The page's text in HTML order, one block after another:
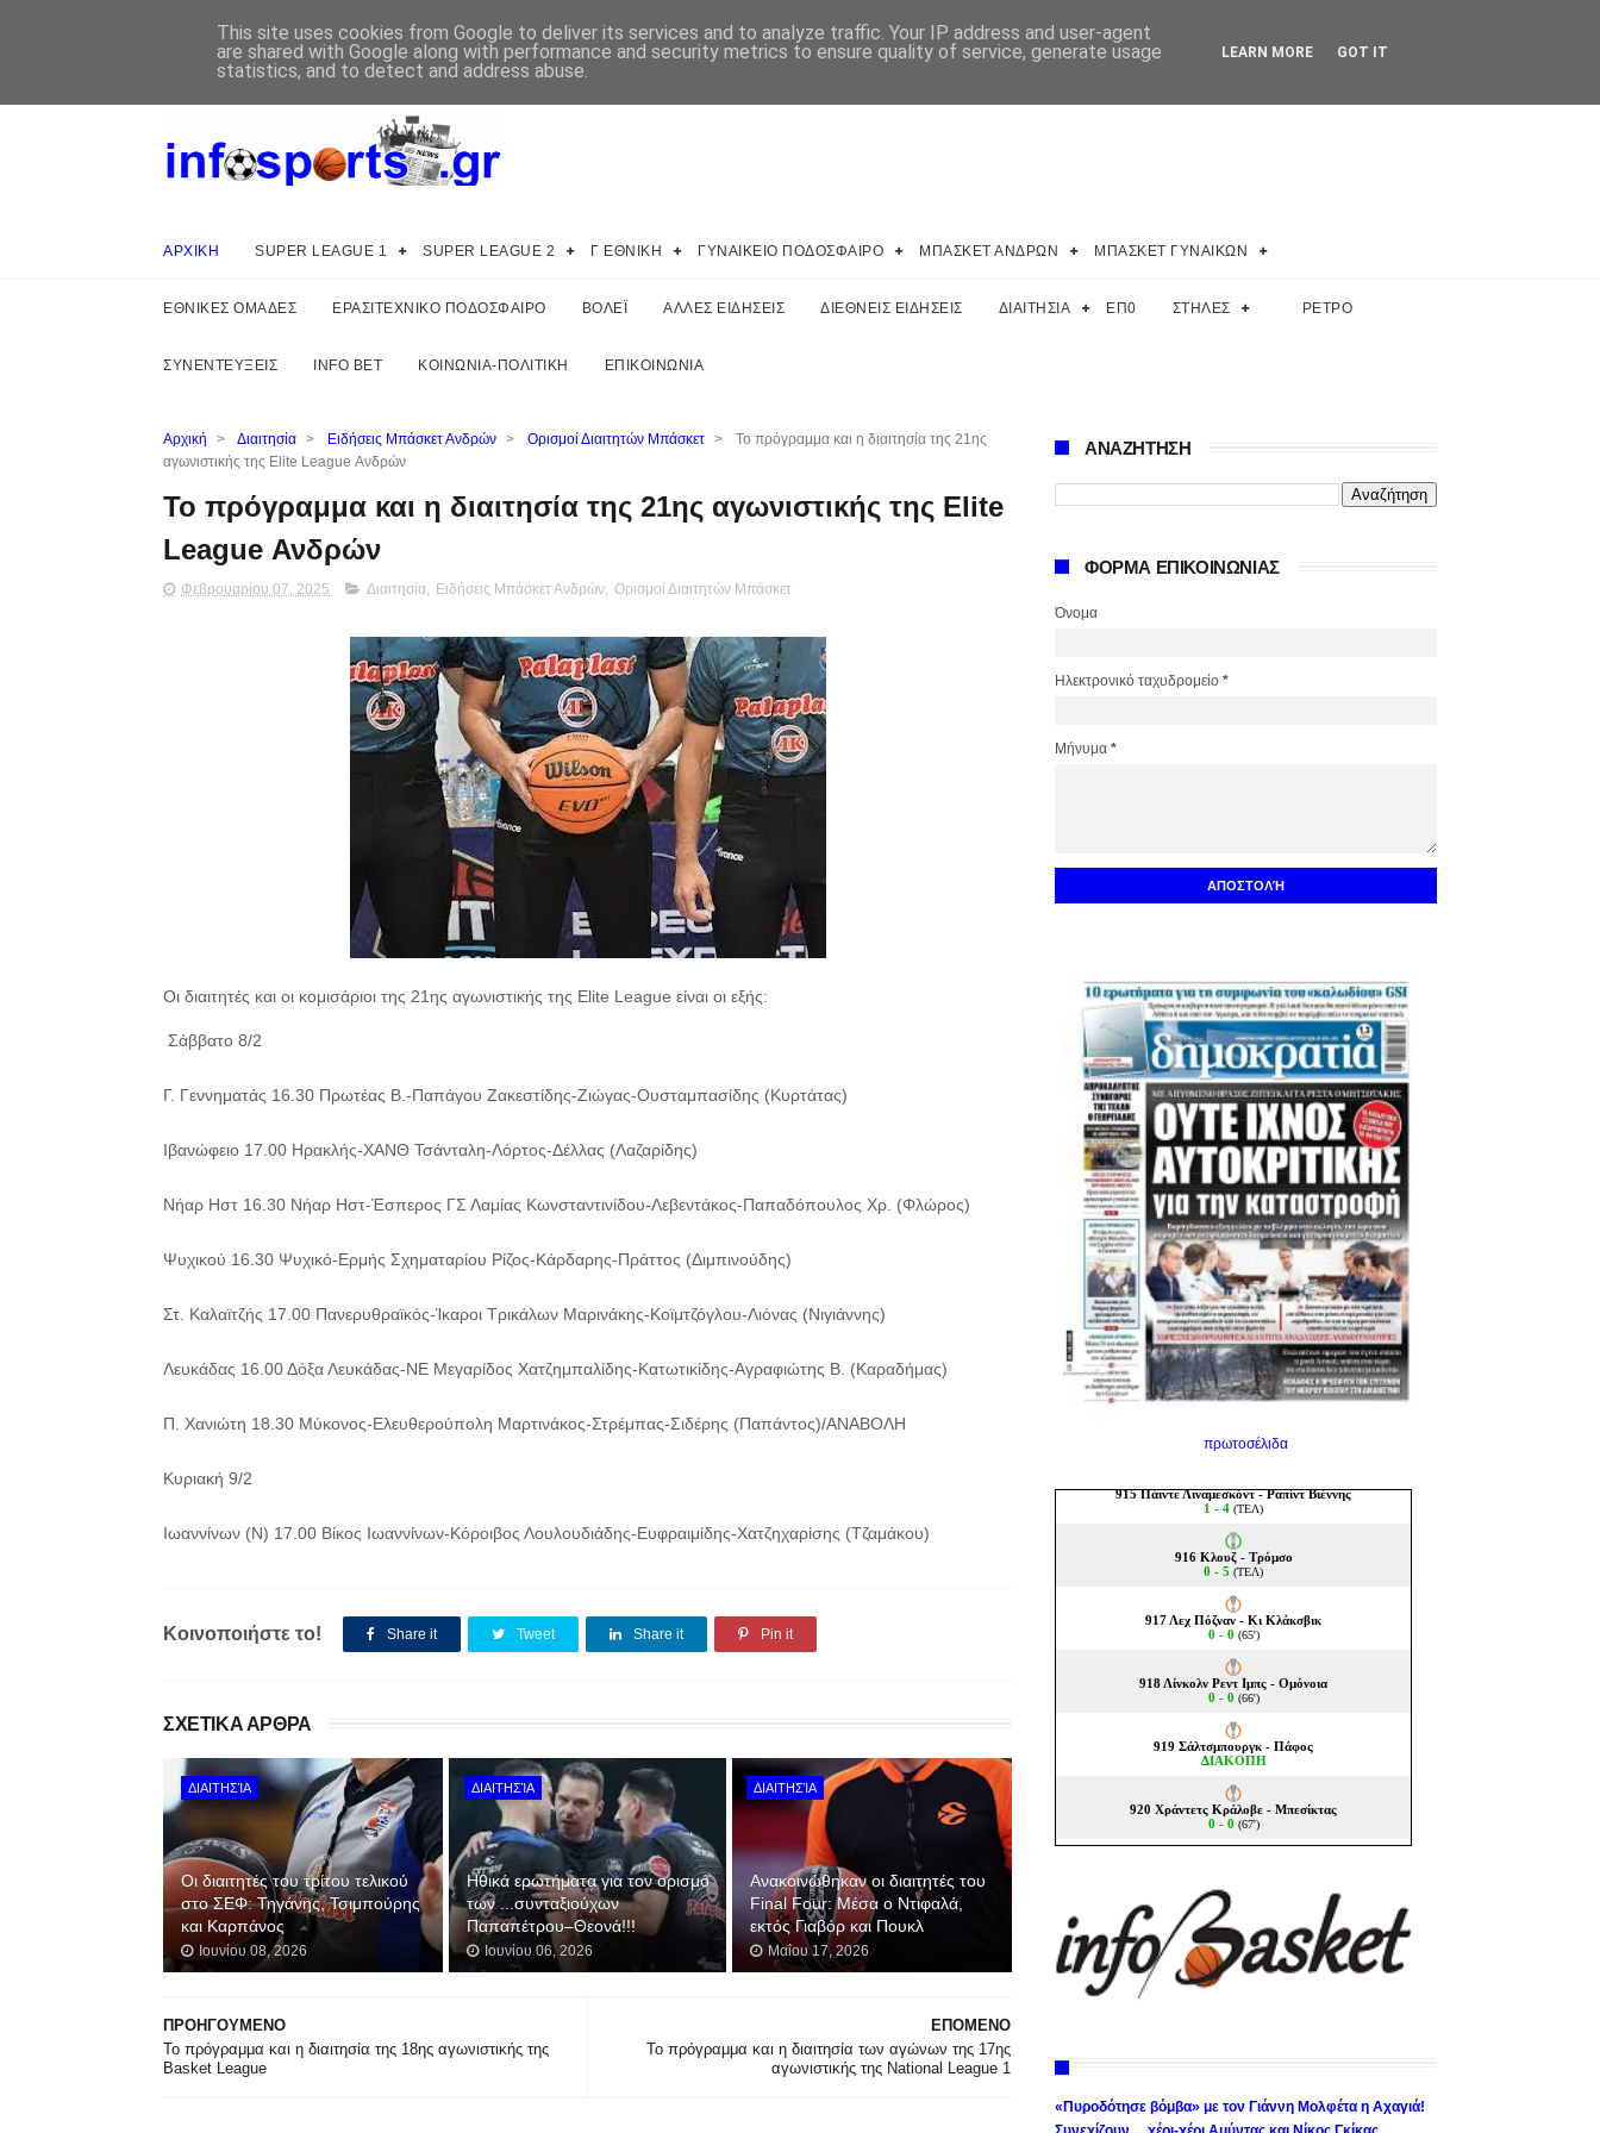
ΑΡΧΙΚΗ SUPER LEAGUE 1 SUPER LEAGUE 2 Γ ΕΘΝΙΚΗ ΓΥΝΑΙΚΕΙΟ ΠΟΔΟΣΦΑΙΡΟ ΜΠΑΣΚΕΤ ΑΝΔΡΩΝ ΜΠΑΣΚΕΤ ΓΥΝΑΙΚΩΝ
ΕΘΝΙΚΕΣ ΟΜΑΔΕΣ ΕΡΑΣΙΤΕΧΝΙΚΟ ΠΟΔΟΣΦΑΙΡΟ ΒΟΛΕΪ ΑΛΛΕΣ ΕΙΔΗΣΕΙΣ ΔΙΕΘΝΕΙΣ ΕΙΔΗΣΕΙΣ ΔΙΑΙΤΗΣΙΑ ΕΠ0 ΣΤΗΛΕΣ ΡΕΤΡΟ
ΣΥΝΕΝΤΕΥΞΕΙΣ INFO BET ΚΟΙΝΩΝΙΑ-ΠΟΛΙΤΙΚΗ ΕΠΙΚΟΙΝΩΝΙΑ
Αρχική > Διαιτησία > Ειδήσεις Μπάσκετ Ανδρών > Ορισμοί Διαιτητών Μπάσκετ >
Το πρόγραμμα και η διαιτησία της 21ης
αγωνιστικής της Elite League Ανδρών
Το πρόγραμμα και η διαιτησία της 21ης αγωνιστικής της Elite
League Ανδρών
Φεβρουαρίου 07, 2025 Διαιτησία, Ειδήσεις Μπάσκετ Ανδρών, Ορισμοί Διαιτητών Μπάσκετ
Οι διαιτητές και οι κομισάριοι της 21ης αγωνιστικής της Elite League είναι οι εξής:
Σάββατο 8/2
Γ. Γεννηματάς 16.30 Πρωτέας Β.-Παπάγου Ζακεστίδης-Ζιώγας-Ουσταμπασίδης (Κυρτάτας)
Ιβανώφειο 17.00 Ηρακλής-ΧΑΝΘ Τσάνταλη-Λόρτος-Δέλλας (Λαζαρίδης)
Νήαρ Ηστ 16.30 Νήαρ Ηστ-Έσπερος ΓΣ Λαμίας Κωνσταντινίδου-Λεβεντάκος-Παπαδόπουλος Χρ. (Φλώρος)
Ψυχικού 16.30 Ψυχικό-Ερμής Σχηματαρίου Ρίζος-Κάρδαρης-Πράττος (Διμπινούδης)
Στ. Καλαϊτζής 17.00 Πανερυθραϊκός-Ίκαροι Τρικάλων Μαρινάκης-Κοϊμτζόγλου-Λιόνας (Νιγιάννης)
Λευκάδας 16.00 Δόξα Λευκάδας-ΝΕ Μεγαρίδος Χατζημπαλίδης-Κατωτικίδης-Αγραφιώτης Β. (Καραδήμας)
Π. Χανιώτη 18.30 Μύκονος-Ελευθερούπολη Μαρτινάκος-Στρέμπας-Σιδέρης (Παπάντος)/ΑΝΑΒΟΛΗ
Κυριακή 9/2
Ιωαννίνων (Ν) 17.00 Βίκος Ιωαννίνων-Κόροιβος Λουλουδιάδης-Ευφραιμίδης-Χατζηχαρίσης (Τζαμάκου)
Κοινοποιήστε το! Share it Tweet Share it Pin it
ΣΧΕΤΙΚΑ ΑΡΘΡΑ
ΔΙΑΙΤΗΣΊΑ
Οι διαιτητές του τρίτου τελικού
στο ΣΕΦ: Τηγάνης, Τσιμπούρης
και Καρπάνος
Ιουνίου 08, 2026
ΔΙΑΙΤΗΣΊΑ
Hθικά ερωτήματα για τoν ορισμό
των ...συνταξιούχων
Παπαπέτρου–Θεονά!!!
Ιουνίου 06, 2026
ΔΙΑΙΤΗΣΊΑ
Ανακοινώθηκαν οι διαιτητές του
Final Four: Μέσα ο Ντιφαλά,
εκτός Γιαβόρ και Πουκλ
Μαΐου 17, 2026
ΕΠΟΜΕΝΟ
Το πρόγραμμα και η διαιτησία των αγώνων της 17ης
αγωνιστικής της National League 1
ΠΡΟΗΓΟΥΜΕΝΟ
Το πρόγραμμα και η διαιτησία της 18ης αγωνιστικής της
Basket League
ΑΝΑΖΗΤΗΣΗ
ΦΟΡΜΑ ΕΠΙΚΟΙΝΩΝΙΑΣ
Όνομα
Ηλεκτρονικό ταχυδρομείο *
Μήνυμα *
πρωτοσέλιδα
«Πυροδότησε βόμβα» με τον Γιάννη Μολφέτα η Αχαγιά!
This site uses cookies from Google to deliver its services and to analyze traffic. Your IP address and user-agent
are shared with Google along with performance and security metrics to ensure quality of service, generate usage
statistics, and to detect and address abuse.
LEARN MORE GOT IT